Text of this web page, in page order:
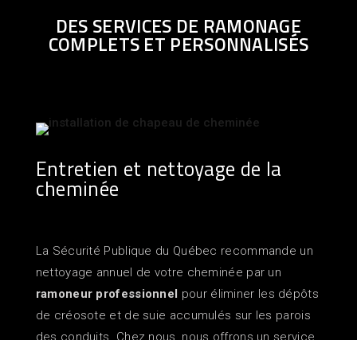
DES SERVICES DE RAMONAGE
COMPLETS ET PERSONNALISÉS
Entretien et nettoyage de la
cheminée
La Sécurité Publique du Québec recommande un
nettoyage annuel de votre cheminée par un
ramoneur professionnel pour éliminer les dépôts
de créosote et de suie accumulés sur les parois
des conduits. Chez nous, nous offrons un service